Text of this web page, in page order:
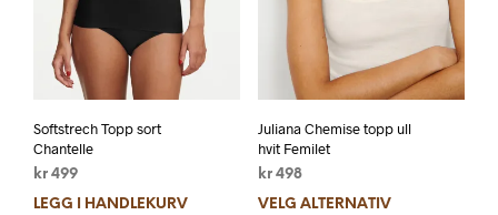
Softstrech Topp sort
Chantelle
kr 499
LEGG I HANDLEKURV
Juliana Chemise topp ull
hvit Femilet
kr498
VELG ALTERNATIV